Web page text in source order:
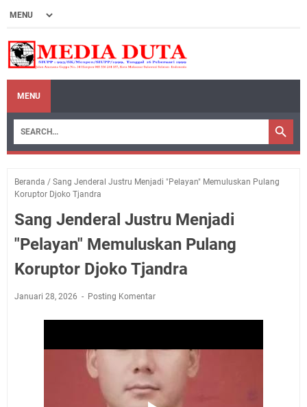
MENU
Beranda / Sang Jenderal Justru Menjadi "Pelayan" Memuluskan Pulang
Koruptor Djoko Tjandra
Sang Jenderal Justru Menjadi
"Pelayan" Memuluskan Pulang
Koruptor Djoko Tjandra
Januari 28, 2026 Posting Komentar